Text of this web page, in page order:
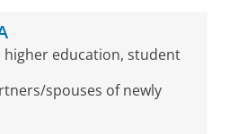
education, student
spouses of newly